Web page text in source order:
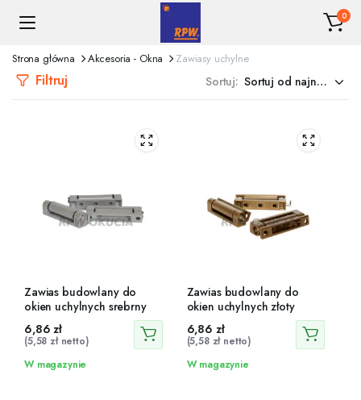
0
Strona główna Akcesoria - Okna Zawiasy uchylne
Filtruj Sortuj:
Zawias budowlany do
okien uchylnych srebrny
6,86zł
(5,58 złnetto)
W magazynie
Zawias budowlany do
okien uchylnych złoty
6,86 zł
(5,58 złnetto)
W magazynie